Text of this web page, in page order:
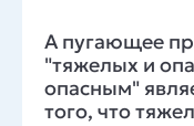
А пугающее
"тяжелых и
опасным"
того, что